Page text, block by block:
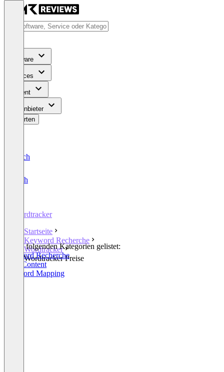
Software
Services
Content
Für Anbieter
Bewerten
Deutsch
English
Wordtracker
Startseite
Keyword Recherche
Wordtracker
Wordtracker Preise
In den folgenden Kategorien gelistet:
Keyword Recherche
SEO Content
Keyword Mapping